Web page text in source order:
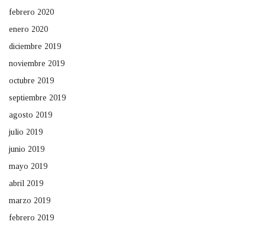
febrero 2020
enero 2020
diciembre 2019
noviembre 2019
octubre 2019
septiembre 2019
agosto 2019
julio 2019
junio 2019
mayo 2019
abril 2019
marzo 2019
febrero 2019